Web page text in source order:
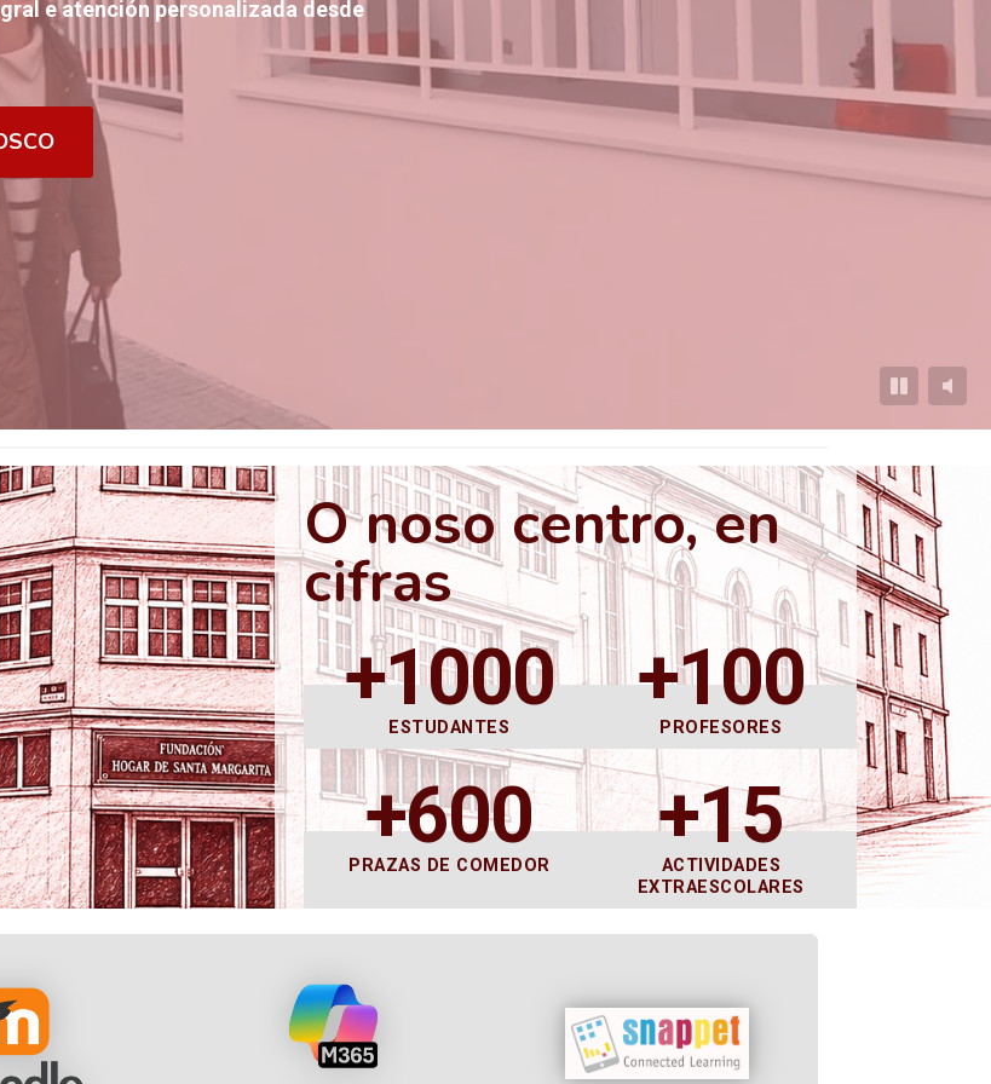
e atención personalizada desde
O noso centro, en
cifras
+1000
ESTUDANTES
+100
PROFESORES
+600
PRAZAS DE COMEDOR
+15
ACTIVIDADES
EXTRAESCOLARES